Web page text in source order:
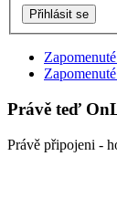
Právě teď
Právě připojeni -